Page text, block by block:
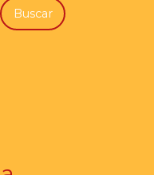
Buscar